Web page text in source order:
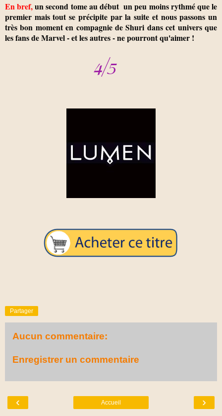
En bref,un second tome au début un peu moins rythmé que le
premier mais tout se précipite par la suite et nous passons un
très bon moment en compagnie de Shuri dans cet univers que
les fans de Marvel - et les autres - ne pourront qu'aimer !
Partager
Aucun commentaire:
Enregistrer un commentaire
‹ ›
Accueil